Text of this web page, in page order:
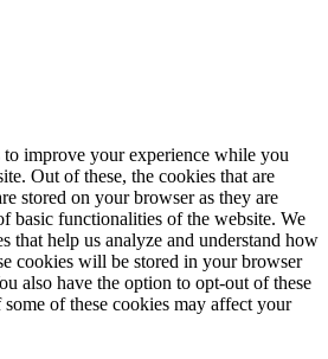
to improve your experience while you
Out of these, the cookies that are
stored on your browser as they are
basic functionalities of the website. We
that help us analyze and understand how
cookies will be stored in your browser
also have the option to opt-out of these
of these cookies may affect your